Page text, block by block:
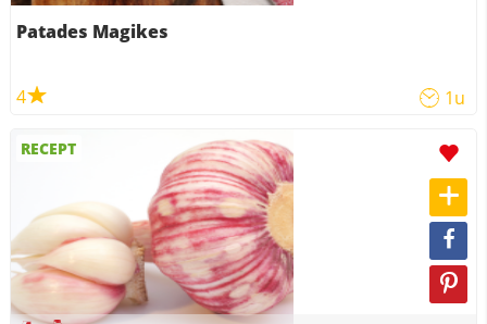
Patades Magikes
4 1u
RECEPT